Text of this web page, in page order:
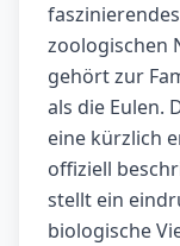
zoologischen
gehört zur
als die Eulen.
eine kürzlich
offiziell
stellt ein
biologische